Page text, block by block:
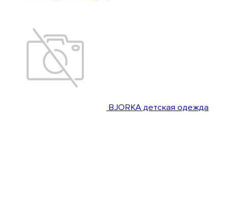
BJORKA детская одежда